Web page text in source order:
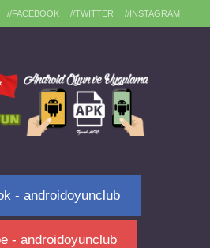
//FACEBOOK //TWITTER //INSTAGRAM
- androidoyunclub
- androidoyunclub